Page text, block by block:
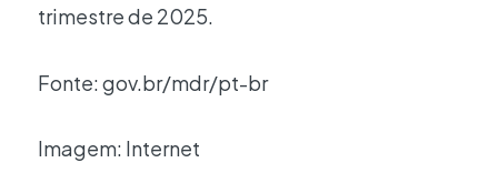
trimestre de 2025.
Fonte: gov.br/mdr/pt-br
Imagem: Internet